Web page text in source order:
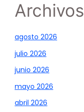
Archivos
agosto 2026
julio 2026
junio 2026
mayo 2026
abril 2026